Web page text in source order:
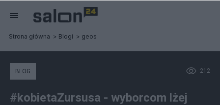
Strona główna Blogi geos
212
BLOG
#kobietaZursusa - wyborcom lżej